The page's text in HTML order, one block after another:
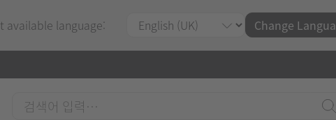
available language: Change